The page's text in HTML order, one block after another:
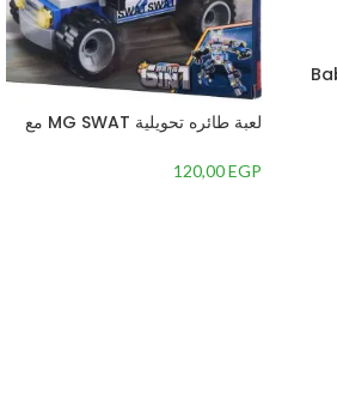
لعبة طائره تحويلية MG SWAT مع
120,00EGP